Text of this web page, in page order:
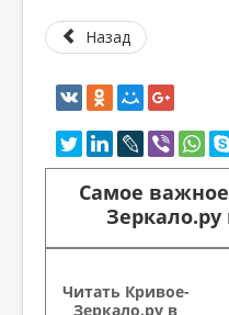
Назад
Самое
Зеркало.ру
Читать Кривое-
Зеркало.ру в